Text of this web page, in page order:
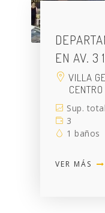
EN AV. 3
VILLA
CENTRO
Sup.
3
1 baños
VER MÁS